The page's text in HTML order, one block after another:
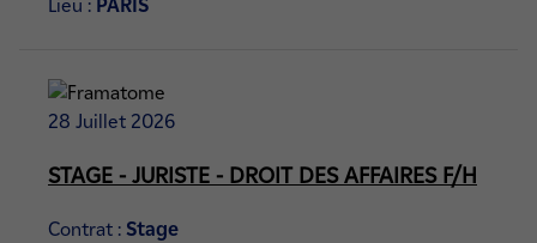
Lieu : PARIS
28 Juillet 2026
STAGE - JURISTE - DROIT DES AFFAIRES F/H
Contrat : Stage